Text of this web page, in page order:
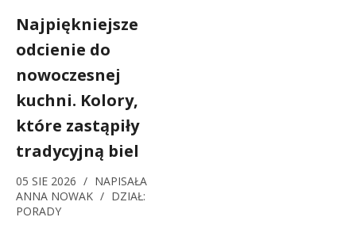
Najpiękniejsze
odcienie do
nowoczesnej
kuchni. Kolory,
które zastąpiły
tradycyjną biel
05 SIE 2026 / NAPISAŁA
ANNA NOWAK / DZIAŁ:
PORADY